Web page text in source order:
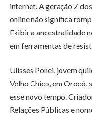
internet. A geração Z
online não significa
Exibir a ancestralidade
em ferramentas de
Ulisses Ponei, jovem
Velho Chico, em Orocó,
esse novo tempo.
Relações Públicas e